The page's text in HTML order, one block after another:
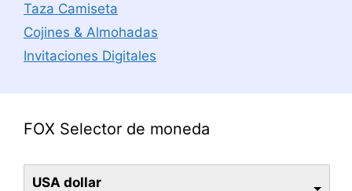
Taza Camiseta
Cojines & Almohadas
Invitaciones Digitales
FOX Selector de moneda
USA dollar